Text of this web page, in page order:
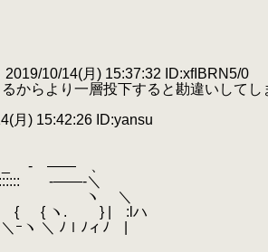
10/14(月) 15:37:32 ID:xfIBRN5/0
からより一層投下すると勘違いしてし
月) 15:42:26 ID:yansu
、
＼
ヽ ＼
ヽ. } | :lハ
ﾉｌﾉィﾉ |